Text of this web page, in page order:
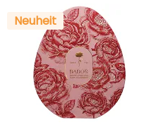
Neuheit